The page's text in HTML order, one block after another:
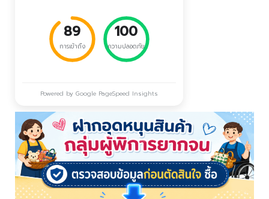
89
การเข้าถึง
100
ความปลอดภัย
Powered by Google PageSpeed Insights